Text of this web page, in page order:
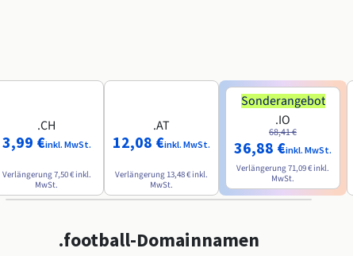
.CH
3,99 €inkl. MwSt.
Verlängerung 7,50 € inkl.
MwSt.
.AT
12,08 €inkl. MwSt.
Verlängerung 13,48 € inkl.
MwSt.
Sonderangebot
.IO
68,41 €
36,88 €inkl. MwSt.
Verlängerung 71,09 € inkl.
MwSt.
.football-Domainnamen